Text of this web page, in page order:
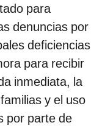
para
denuncias por
deficiencias
para recibir
inmediata, la
y el uso
por parte de